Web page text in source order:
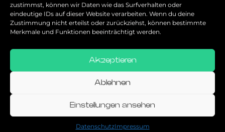
zustimmst, können wir Daten wie das Surfverhalten oder
eindeutige IDs auf dieser Website verarbeiten. Wenn du deine
Zustimmung nicht erteilst oder zurückziehst, können bestimmte
Merkmale und Funktionen beeinträchtigt werden.
Akzeptieren
Ablehnen
Einstellungen ansehen
DatenschutzImpressum
5.0
Bestbewerteter Service
verifiziert von: Trustindex
Allgemeine Geschäftsbedingungen